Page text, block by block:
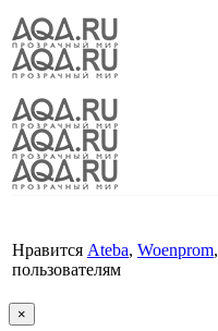
Нравится Ateba, Woenprom,
пользователям
×